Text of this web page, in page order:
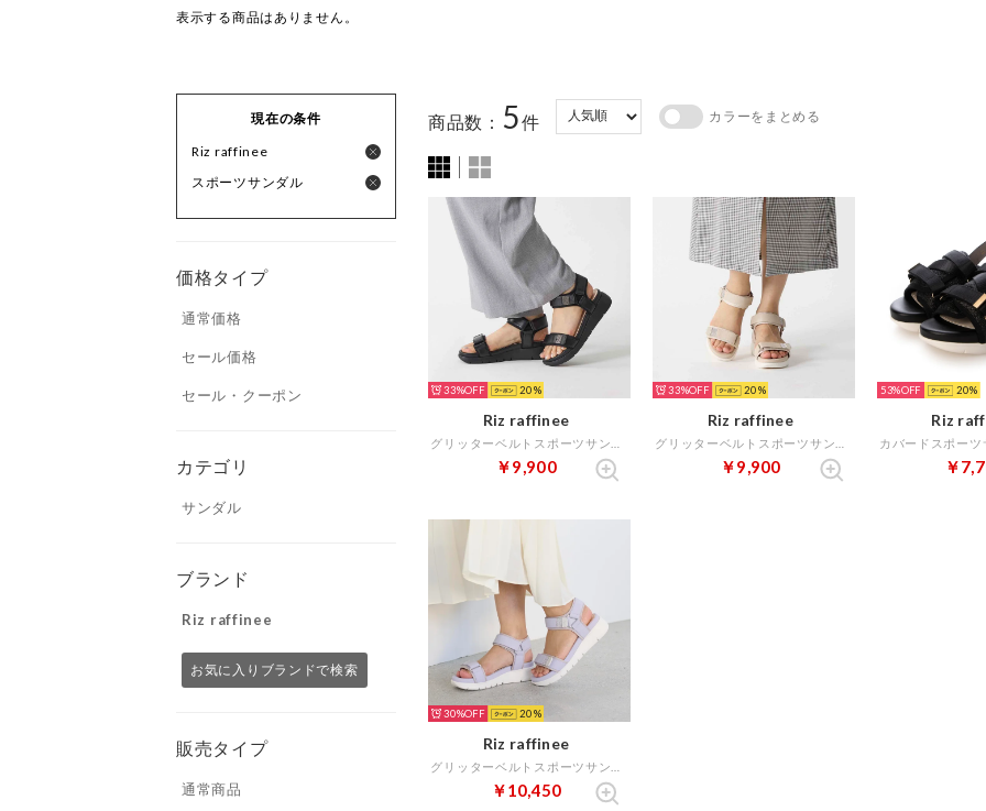
表示する商品はありません。
現在の条件
Riz raffinee
スポーツサンダル
価格タイプ
通常価格
セール価格
セール・クーポン
カテゴリ
サンダル
ブランド
Riz raffinee
お気に入りブランドで検索
販売タイプ
通常商品
商品数： 5件 カラーをまとめる
33% 20
Riz raffinee
￥9,900
33% 20
Riz raffinee
￥9,900
53% 20
Riz
￥
30% 20
Riz raffinee
￥10,450